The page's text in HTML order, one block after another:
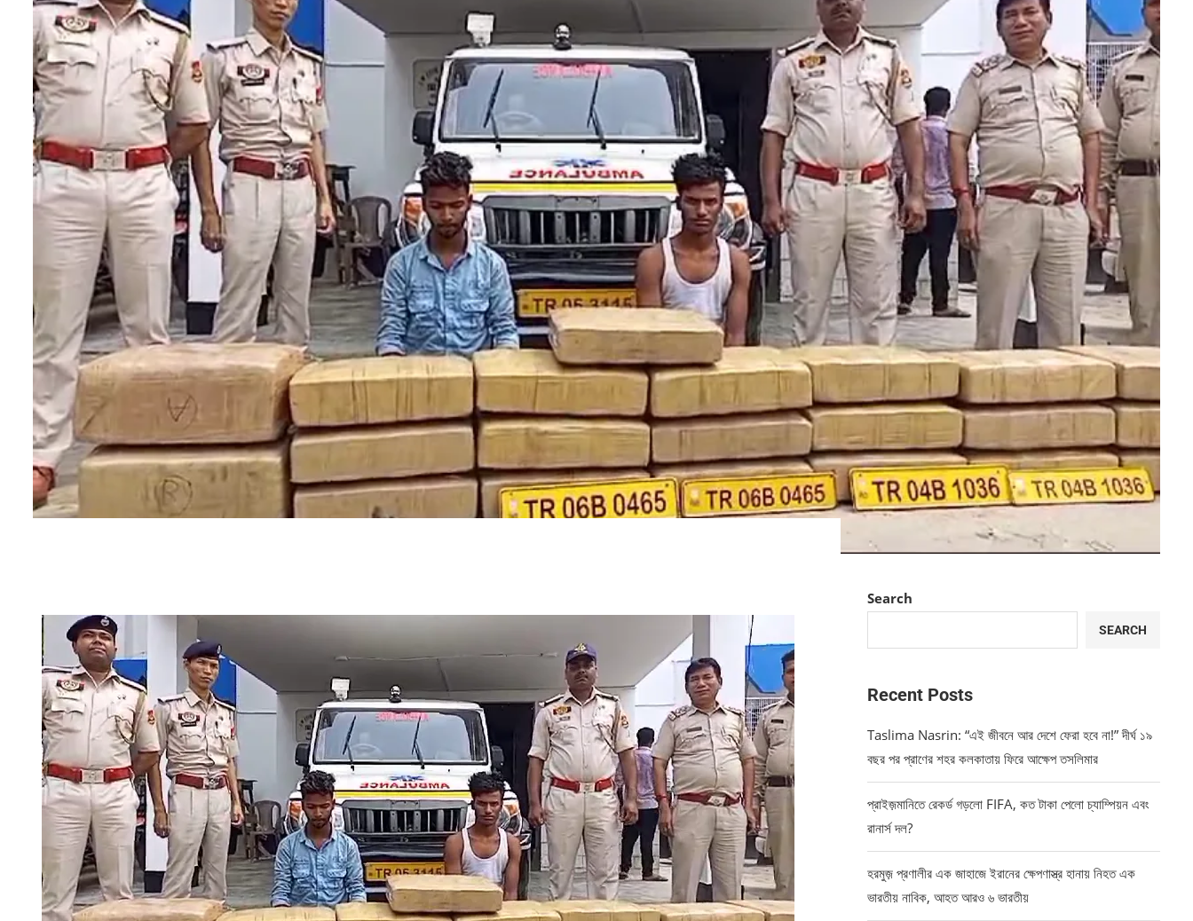
Search
SEARCH
Recent Posts
Taslima Nasrin: “এই জীবনে আর দেশে ফেরা হবে না!” দীর্ঘ ১৯
বছর পর প্রাণের শহর কলকাতায় ফিরে আক্ষেপ তসলিমার
প্রাইজ়মানিতে রেকর্ড গড়লো FIFA, কত টাকা পেলো চ্যাম্পিয়ন এবং
রানার্স দল?
হরমুজ় প্রণালীর এক জাহাজে ইরানের ক্ষেপণাস্ত্র হানায় নিহত এক
ভারতীয় নাবিক, আহত আরও ৬ ভারতীয়